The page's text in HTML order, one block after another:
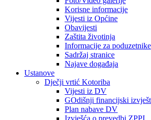
Korisne informacije
Vijesti iz Općine
Obavijesti
Zaštita životinja
Informacije za poduzetnike
Sadržaj stranice
Najave događaja
Ustanove
Dječji vrtić Kotoriba
Vijesti iz DV
GOdišnji financijski
Plan nabave DV
Izvješća o prevedbi ZPPI